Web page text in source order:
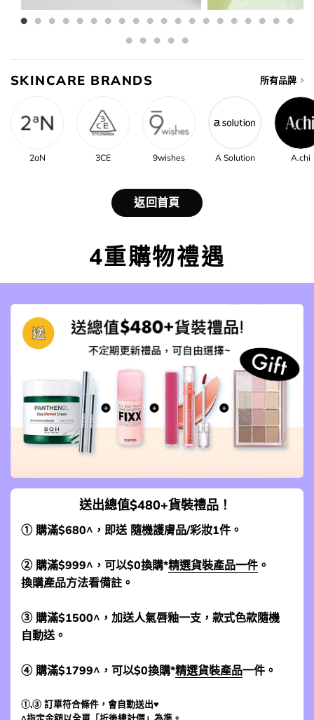
SKINCARE BRANDS 所有品牌
2aN 3CE 9wishes A Solution A.chi
返回首頁
4重購物禮遇
送出總值$480+貨裝禮品！
① 購滿$680^，即送 隨機護膚品/彩妝1件。
② 購滿$999^，可以$0換購*精選貨裝產品一件 。
換購產品方法看備註。
③ 購滿$1500^，加送人氣唇釉一支，款式色款隨機
自動送。
④ 購滿$1799^，可以$0換購*精選貨裝產品一件。
①,③ 訂單符合條件，會自動送出♥
^指定金額以全單「折後總計價」為準。